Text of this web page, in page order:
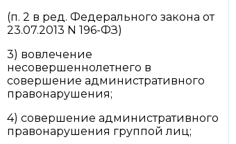
(п. 2 в ред. Федерального закона от
23.07.2013 N 196-ФЗ)
3) вовлечение
несовершеннолетнего в
совершение административного
правонарушения;
4) совершение административного
правонарушения группой лиц;